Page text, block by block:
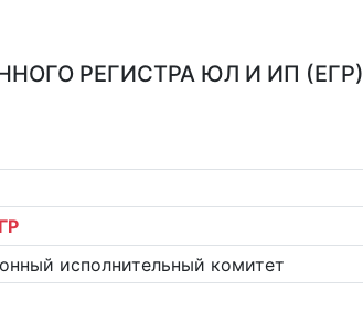
РЕГИСТРА ЮЛ И ИП (ЕГР)
исполнительный комитет